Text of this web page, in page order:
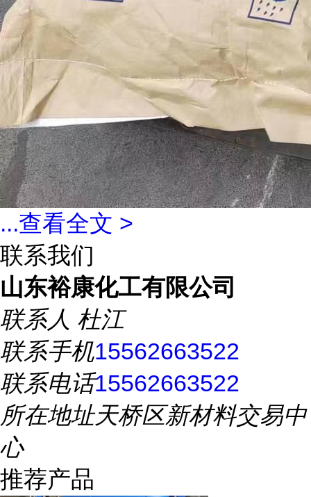
...查看全文 >
联系我们
山东裕康化工有限公司
联系人 杜江
联系手机15562663522
联系电话15562663522
所在地址天桥区新材料交易中
心
推荐产品